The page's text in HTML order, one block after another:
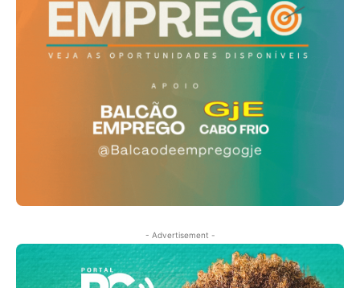
- Advertisement -